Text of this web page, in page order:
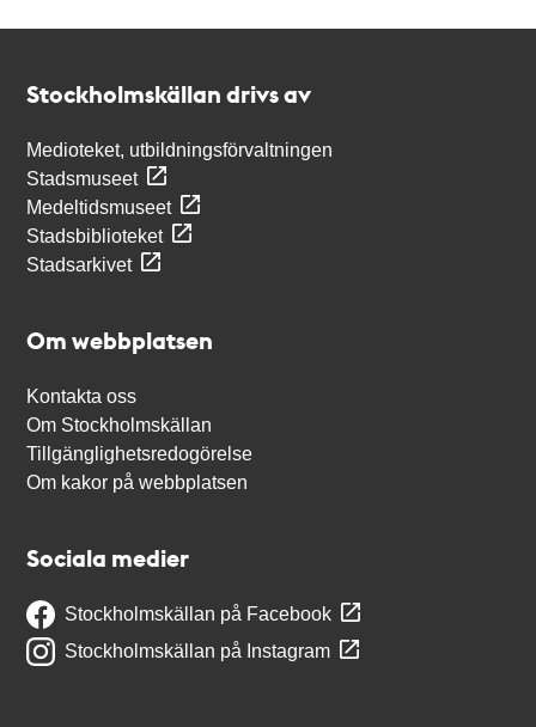
Stockholmskällan drivs av
Medioteket, utbildningsförvaltningen
Stadsmuseet
Medeltidsmuseet
Stadsbiblioteket
Stadsarkivet
Om webbplatsen
Kontakta oss
Om Stockholmskällan
Tillgänglighetsredogörelse
Om kakor på webbplatsen
Sociala medier
Stockholmskällan på Facebook
Stockholmskällan på Instagram